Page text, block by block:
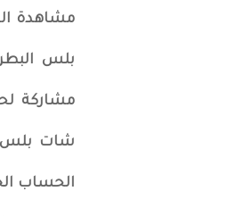
مشاهدة
مشاركة
الحساب